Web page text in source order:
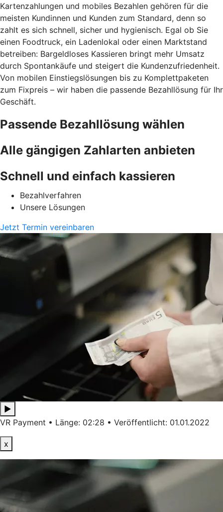
Kartenzahlungen und mobiles Bezahlen gehören für die
meisten Kundinnen und Kunden zum Standard, denn so
zahlt es sich schnell, sicher und hygienisch. Egal ob Sie
einen Foodtruck, ein Ladenlokal oder einen Marktstand
betreiben: Bargeldloses Kassieren bringt mehr Umsatz
durch Spontankäufe und steigert die Kundenzufriedenheit.
Von mobilen Einstiegslösungen bis zu Komplettpaketen
zum Fixpreis – wir haben die passende Bezahllösung für Ihr
Geschäft.
Passende Bezahllösung wählen
Alle gängigen Zahlarten anbieten
Schnell und einfach kassieren
Bezahlverfahren
Unsere Lösungen
Jetzt Termin vereinbaren
▶
VR Payment • Länge: 02:28 • Veröffentlicht: 01.01.2022
x